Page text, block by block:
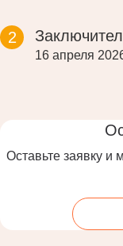
2
16 апреля
Оставьте заявку и